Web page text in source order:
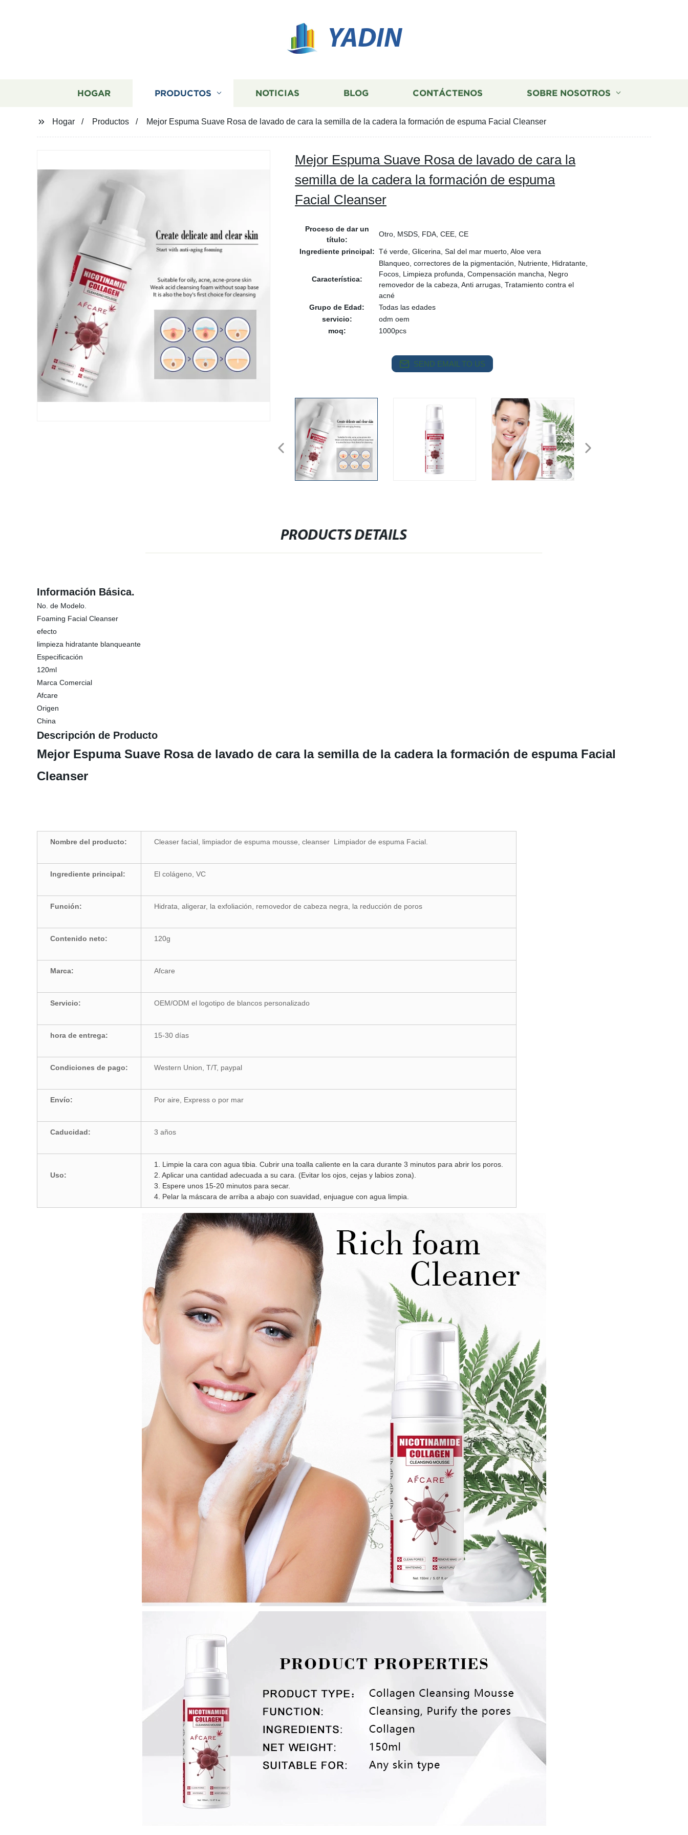
YADIN
HOGAR PRODUCTOS NOTICIAS BLOG CONTÁCTENOS SOBRE NOSOTROS
Hogar Productos Mejor Espuma Suave Rosa de lavado de cara la semilla de la cadera la formación de espuma Facial Cleanser
Mejor Espuma Suave Rosa de lavado de cara la
semilla de la cadera la formación de espuma
Facial Cleanser
Proceso de dar un
título:
Otro, MSDS, FDA, CEE, CE
Ingrediente principal: Té verde, Glicerina, Sal del mar muerto, Aloe vera
Característica:
Blanqueo, correctores de la pigmentación, Nutriente, Hidratante,
Focos, Limpieza profunda, Compensación mancha, Negro
removedor de la cabeza, Anti arrugas, Tratamiento contra el
acné
Grupo de Edad:
Todas las edades
servicio:
odm oem
moq:
1000pcs
SEND EMAIL TO US
PRODUCTS DETAILS
Información Básica.
No. de Modelo.
Foaming Facial Cleanser
efecto
limpieza hidratante blanqueante
Especificación
120ml
Marca Comercial
Afcare
Origen
China
Descripción de Producto
Mejor Espuma Suave Rosa de lavado de cara la semilla de la cadera la formación de espuma Facial
Cleanser
Nombre del producto: Cleaser facial, limpiador de espuma mousse, cleanser Limpiador de espuma Facial.
Ingrediente principal: El colágeno, VC
Función: Hidrata, aligerar, la exfoliación, removedor de cabeza negra, la reducción de poros
Contenido neto: 120g
Marca: Afcare
Servicio: OEM/ODM el logotipo de blancos personalizado
hora de entrega: 15-30 días
Condiciones de pago: Western Union, T/T, paypal
Envío: Por aire, Express o por mar
Caducidad: 3 años
Uso:
1. Limpie la cara con agua tibia. Cubrir una toalla caliente en la cara durante 3 minutos para abrir los poros.
2. Aplicar una cantidad adecuada a su cara. (Evitar los ojos, cejas y labios zona).
3. Espere unos 15-20 minutos para secar.
4. Pelar la máscara de arriba a abajo con suavidad, enjuague con agua limpia.